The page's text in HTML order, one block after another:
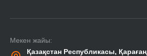
Мекен жайы:
Қазақстан Республикасы,